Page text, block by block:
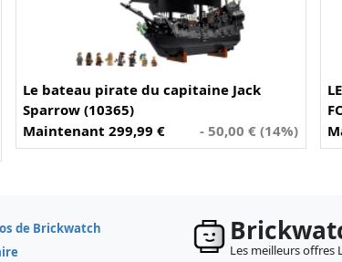
Le bateau pirate du capitaine Jack
Sparrow (10365)
Maintenant 299,99 €
- 50,00 € (14%)
de Brickwatch
Les meilleurs offres